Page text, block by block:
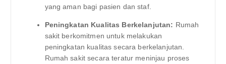
yang aman bagi pasien dan staf.
Peningkatan Kualitas Berkelanjutan: Rumah
sakit berkomitmen untuk melakukan
peningkatan kualitas secara berkelanjutan.
Rumah sakit secara teratur meninjau proses